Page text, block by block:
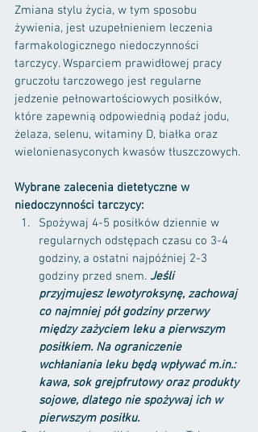
Zmiana stylu życia, w tym sposobu
żywienia, jest uzupełnieniem leczenia
farmakologicznego niedoczynności
tarczycy. Wsparciem prawidłowej pracy
gruczołu tarczowego jest regularne
jedzenie pełnowartościowych posiłków,
które zapewnią odpowiednią podaż jodu,
żelaza, selenu, witaminy D, białka oraz
wielonienasyconych kwasów tłuszczowych.
Wybrane zalecenia dietetyczne w
niedoczynności tarczycy:
Spożywaj 4-5 posiłków dziennie w
regularnych odstępach czasu co 3-4
godziny, a ostatni najpóźniej 2-3
godziny przed snem. Jeśli
przyjmujesz lewotyroksynę, zachowaj
co najmniej pół godziny przerwy
między zażyciem leku a pierwszym
posiłkiem. Na ograniczenie
wchłaniania leku będą wpływać m.in.:
kawa, sok grejpfrutowy oraz produkty
sojowe, dlatego nie spożywaj ich w
pierwszym posiłku.